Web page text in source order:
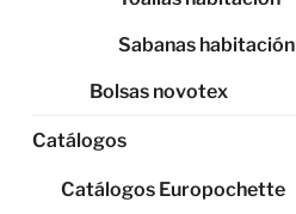
Sabanas habitación
Bolsas novotex
Catálogos
Catálogos Europochette